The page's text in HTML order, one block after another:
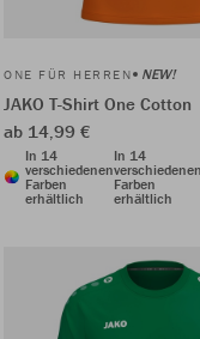
ONE FÜR HERREN NEW!
JAKO T-Shirt One Cotton
ab 14,99 €
In 14
verschiedenen
Farben
erhältlich
In 14
Farben
erhältlich